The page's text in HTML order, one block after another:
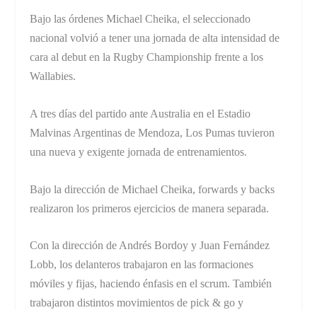
Bajo las órdenes Michael Cheika, el seleccionado
nacional volvió a tener una jornada de alta intensidad de
cara al debut en la Rugby Championship frente a los
Wallabies.
A tres días del partido ante Australia en el Estadio
Malvinas Argentinas de Mendoza, Los Pumas tuvieron
una nueva y exigente jornada de entrenamientos.
Bajo la dirección de Michael Cheika, forwards y backs
realizaron los primeros ejercicios de manera separada.
Con la dirección de Andrés Bordoy y Juan Fernández
Lobb, los delanteros trabajaron en las formaciones
móviles y fijas, haciendo énfasis en el scrum. También
trabajaron distintos movimientos de pick & go y